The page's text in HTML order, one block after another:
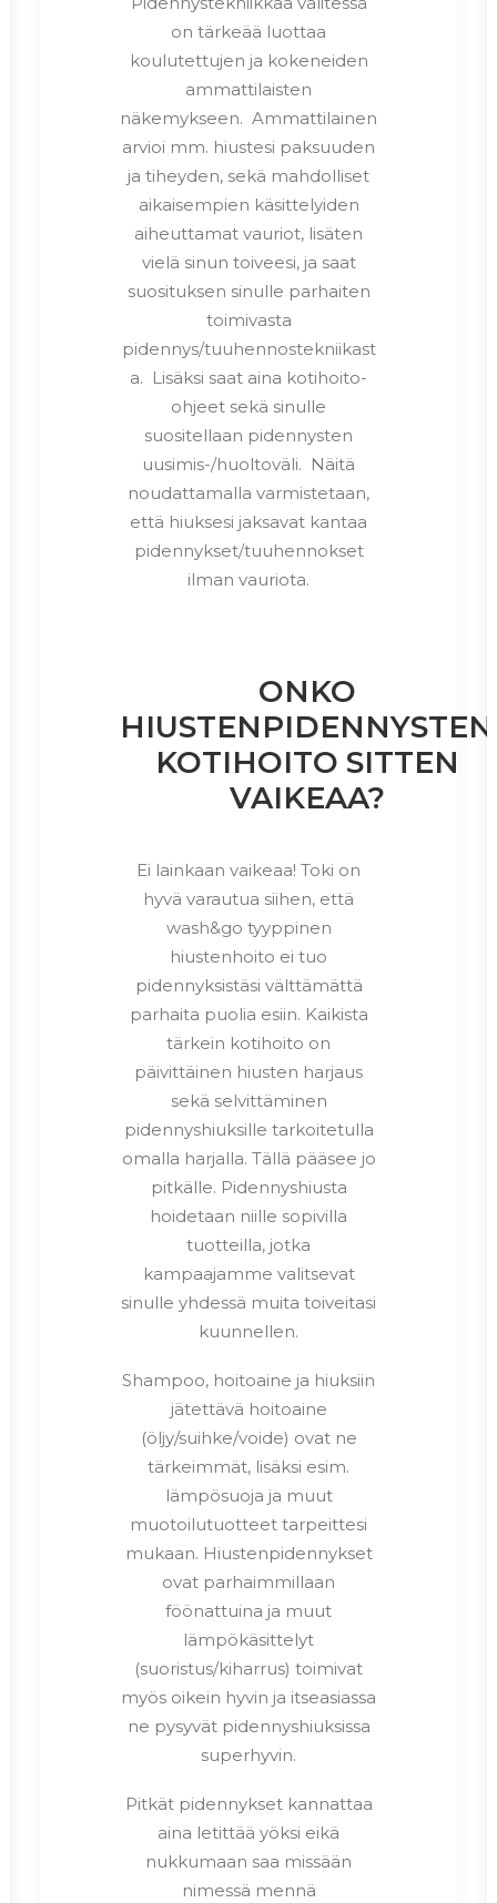
on tärkeää luottaa
koulutettujen ja kokeneiden
ammattilaisten
näkemykseen. Ammattilainen
arvioi mm. hiustesi paksuuden
ja tiheyden, sekä mahdolliset
aikaisempien käsittelyiden
aiheuttamat vauriot, lisäten
vielä sinun toiveesi, ja saat
suosituksen sinulle parhaiten
toimivasta
pidennys/tuuhennostekniikast
a. Lisäksi saat aina kotihoito-
ohjeet sekä sinulle
suositellaan pidennysten
uusimis-/huoltoväli. Näitä
noudattamalla varmistetaan,
että hiuksesi jaksavat kantaa
pidennykset/tuuhennokset
ilman vauriota.
ONKO
HIUSTENPIDENNYSTEN
KOTIHOITO SITTEN
VAIKEAA?
Ei lainkaan vaikeaa! Toki on
hyvä varautua siihen, että
wash&go tyyppinen
hiustenhoito ei tuo
pidennyksistäsi välttämättä
parhaita puolia esiin. Kaikista
tärkein kotihoito on
päivittäinen hiusten harjaus
sekä selvittäminen
pidennyshiuksille tarkoitetulla
omalla harjalla. Tällä pääsee jo
pitkälle. Pidennyshiusta
hoidetaan niille sopivilla
tuotteilla, jotka
kampaajamme valitsevat
sinulle yhdessä muita toiveitasi
kuunnellen.
Shampoo, hoitoaine ja hiuksiin
jätettävä hoitoaine
(öljy/suihke/voide) ovat ne
tärkeimmät, lisäksi esim.
lämpösuoja ja muut
muotoilutuotteet tarpeittesi
mukaan. Hiustenpidennykset
ovat parhaimmillaan
föönattuina ja muut
lämpökäsittelyt
(suoristus/kiharrus) toimivat
myös oikein hyvin ja itseasiassa
ne pysyvät pidennyshiuksissa
superhyvin.
Pitkät pidennykset kannattaa
aina letittää yöksi eikä
nukkumaan saa missään
nimessä mennä